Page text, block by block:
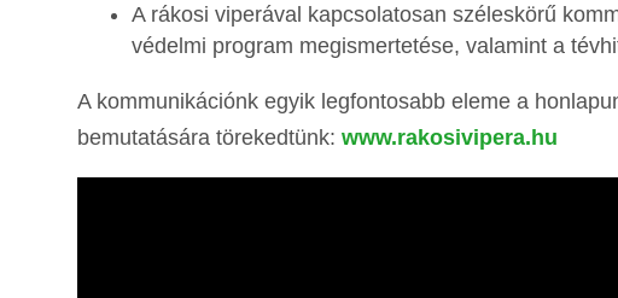
A rákosi viperával kapcsolatosan széleskörű
védelmi program megismertetése, valamint a
A kommunikációnk egyik legfontosabb eleme a
bemutatására törekedtünk: www.rakosivipera.hu